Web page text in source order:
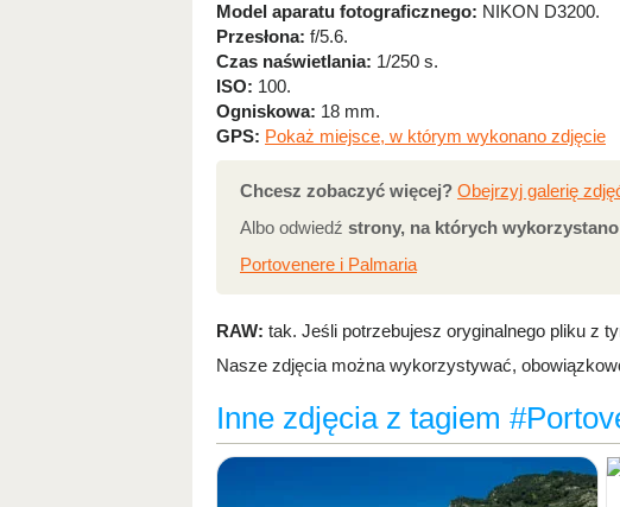
Model aparatu fotograficznego: NIKON D3200.
Przesłona: f/5.6.
Czas naświetlania: 1/250 s.
ISO: 100.
Ogniskowa: 18 mm.
GPS: Pokaż miejsce, w którym wykonano zdjęcie
Chcesz zobaczyć więcej? Obejrzyj galerię
Albo odwiedź strony, na których
Portovenere i Palmaria
RAW: tak. Jeśli potrzebujesz oryginalnego pliku z
Nasze zdjęcia można wykorzystywać,
Inne zdjęcia z tagiem